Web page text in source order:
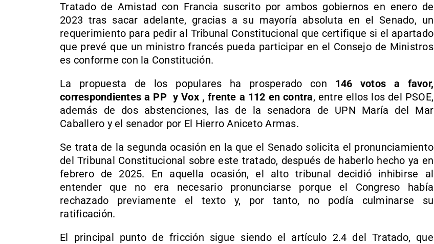
Tratado de Amistad con Francia suscrito por ambos gobiernos en enero de
2023 tras sacar adelante, gracias a su mayoría absoluta en el Senado, un
requerimiento para pedir al Tribunal Constitucional que certifique si el apartado
que prevé que un ministro francés pueda participar en el Consejo de Ministros
es conforme con la Constitución.
La propuesta de los populares ha prosperado con 146 votos a favor,
correspondientes a PP y Vox , frente a 112 en contra, entre ellos los del PSOE,
además de dos abstenciones, las de la senadora de UPN María del Mar
Caballero y el senador por El Hierro Aniceto Armas.
Se trata de la segunda ocasión en la que el Senado solicita el pronunciamiento
del Tribunal Constitucional sobre este tratado, después de haberlo hecho ya en
febrero de 2025. En aquella ocasión, el alto tribunal decidió inhibirse al
entender que no era necesario pronunciarse porque el Congreso había
rechazado previamente el texto y, por tanto, no podía culminarse su
ratificación.
El principal punto de fricción sigue siendo el artículo 2.4 del Tratado, que